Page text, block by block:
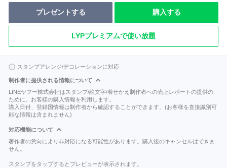
プレゼントする 購入する
LYPプレミアムで使い放題
スタンプアレンジ/デコレーションに対応
制作者に提供される情報について
LINEヤフー株式会社はスタンプ/絵文字/着せかえ制作者への売上レポートの提供の
ために、お客様の購入情報を利用します。
購入日付、登録国情報は制作者から確認することができます。(お客様を直接識別可
能な情報は含まれません)
対応機能について
著作者の意向により非対応になる可能性があります。購入後のキャンセルはできま
せん。
スタンプをタップするとプレビューが表示されます。